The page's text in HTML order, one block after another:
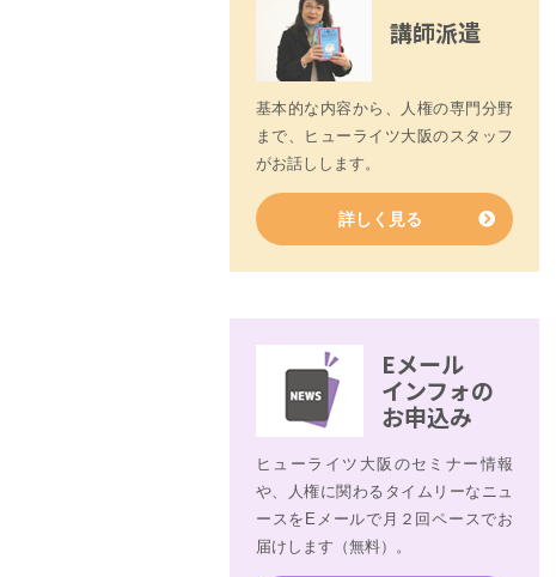
講師派遣
基本的な内容から、人権の専門分野
まで、ヒューライツ大阪のスタッフ
がお話しします。
詳しく見る
Eメール
インフォの
お申込み
ヒューライツ大阪のセミナー情報
や、人権に関わるタイムリーなニュ
ースをEメールで月２回ペースでお
届けします（無料）。